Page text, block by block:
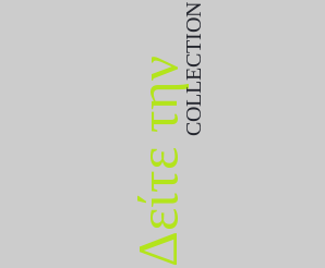
Δείτε τηνCOLLECTION